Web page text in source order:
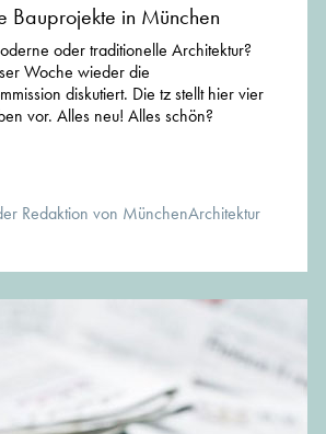
Bauprojekte in München
oder traditionelle Architektur?
Woche wieder die
diskutiert. Die tz stellt hier vier
vor. Alles neu! Alles schön?
Redaktion von MünchenArchitektur